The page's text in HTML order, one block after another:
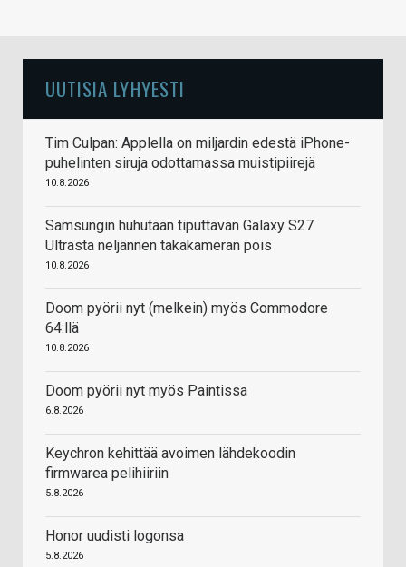
UUTISIA LYHYESTI
Tim Culpan: Applella on miljardin edestä iPhone-
puhelinten siruja odottamassa muistipiirejä
10.8.2026
Samsungin huhutaan tiputtavan Galaxy S27
Ultrasta neljännen takakameran pois
10.8.2026
Doom pyörii nyt (melkein) myös Commodore
64:llä
10.8.2026
Doom pyörii nyt myös Paintissa
6.8.2026
Keychron kehittää avoimen lähdekoodin
firmwarea pelihiiriin
5.8.2026
Honor uudisti logonsa
5.8.2026